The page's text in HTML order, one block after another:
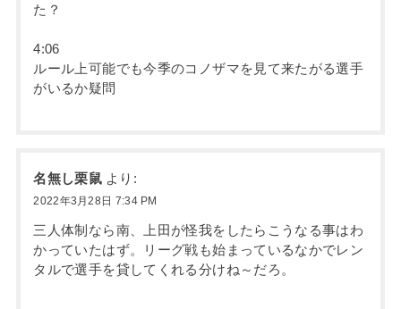
た？
4:06
ルール上可能でも今季のコノザマを見て来たがる選手
がいるか疑問
名無し栗鼠 より:
2022年3月28日 7:34 PM
三人体制なら南、上田が怪我をしたらこうなる事はわ
かっていたはず。リーグ戦も始まっているなかでレン
タルで選手を貸してくれる分けね～だろ。